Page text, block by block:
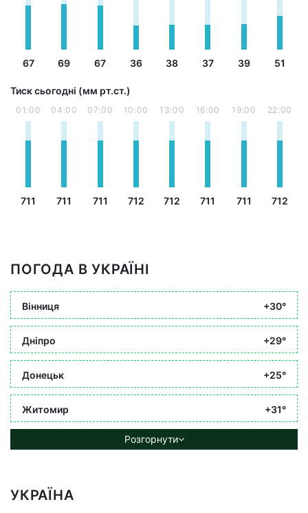
67 69 67 36 38 37 39 51
Тиск сьогодні (мм рт.ст.)
01:00
711
04:00
711
07:00
711
10:00
712
13:00
712
16:00
711
19:00
711
22:00
712
ПОГОДА В УКРАЇНІ
Вінниця +30°
Дніпро +29°
Донецьк +25°
Житомир +31°
Розгорнути
УКРАЇНА